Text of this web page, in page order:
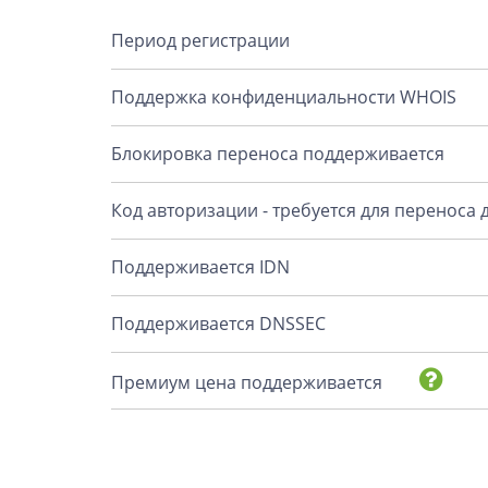
Период регистрации
Поддержка конфиденциальности WHOIS
Блокировка переноса поддерживается
Код авторизации - требуется для переноса
Поддерживается IDN
Поддерживается DNSSEC
Премиум цена поддерживается